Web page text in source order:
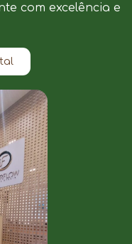
com excelência e